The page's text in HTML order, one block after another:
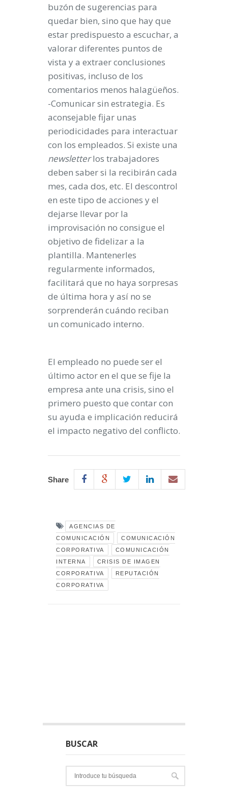
buzón de sugerencias para
quedar bien, sino que hay que
estar predispuesto a escuchar, a
valorar diferentes puntos de
vista y a extraer conclusiones
positivas, incluso de los
comentarios menos halagüeños.
-Comunicar sin estrategia. Es
aconsejable fijar unas
periodicidades para interactuar
con los empleados. Si existe una
newsletterlos trabajadores
deben saber si la recibirán cada
mes, cada dos, etc. El descontrol
en este tipo de acciones y el
dejarse llevar por la
improvisación no consigue el
objetivo de fidelizar a la
plantilla. Mantenerles
regularmente informados,
facilitará que no haya sorpresas
de última hora y así no se
sorprenderán cuándo reciban
un comunicado interno.
El empleado no puede ser el
último actor en el que se fije la
empresa ante una crisis, sino el
primero puesto que contar con
su ayuda e implicación reducirá
el impacto negativo del conflicto.
Share
AGENCIAS DE
COMUNICACIÓN
COMUNICACIÓN
CORPORATIVA
COMUNICACIÓN
INTERNA
CRISIS DE IMAGEN
CORPORATIVA
REPUTACIÓN
CORPORATIVA
BUSCAR